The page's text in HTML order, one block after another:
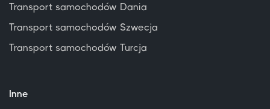
Transport samochodów Dania
Transport samochodów Szwecja
Transport samochodów Turcja
Inne